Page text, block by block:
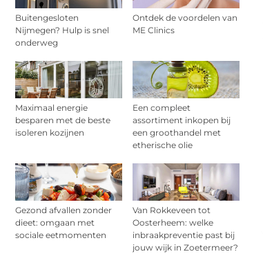
Buitengesloten
Nijmegen? Hulp is snel
onderweg
Ontdek de voordelen van
ME Clinics
Maximaal energie
besparen met de beste
isoleren kozijnen
Een compleet
assortiment inkopen bij
een groothandel met
etherische olie
Gezond afvallen zonder
dieet: omgaan met
sociale eetmomenten
Van Rokkeveen tot
Oosterheem: welke
inbraakpreventie past bij
jouw wijk in Zoetermeer?